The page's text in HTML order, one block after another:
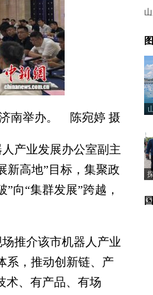
南举办。 陈宛婷 摄
产业发展办公室副主
新高地”目标，集聚政
向“集群发展”跨越，
推介该市机器人产业
系，推动创新链、产
术、有产品、有场